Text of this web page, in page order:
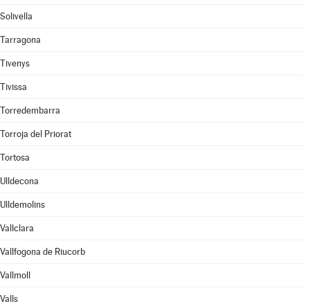
Solivella
Tarragona
Tivenys
Tivissa
Torredembarra
Torroja del Priorat
Tortosa
Ulldecona
Ulldemolins
Vallclara
Vallfogona de Riucorb
Vallmoll
Valls